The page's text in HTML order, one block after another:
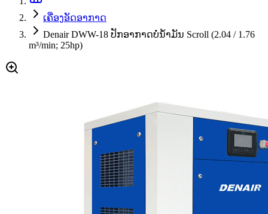
ເຄື່ອງອັດອາກາດ
Denair DWW-18 ປັກອາກາດບໍ່ນ້ຳມັນ Scroll (2.04 / 1.76
m³/min; 25hp)